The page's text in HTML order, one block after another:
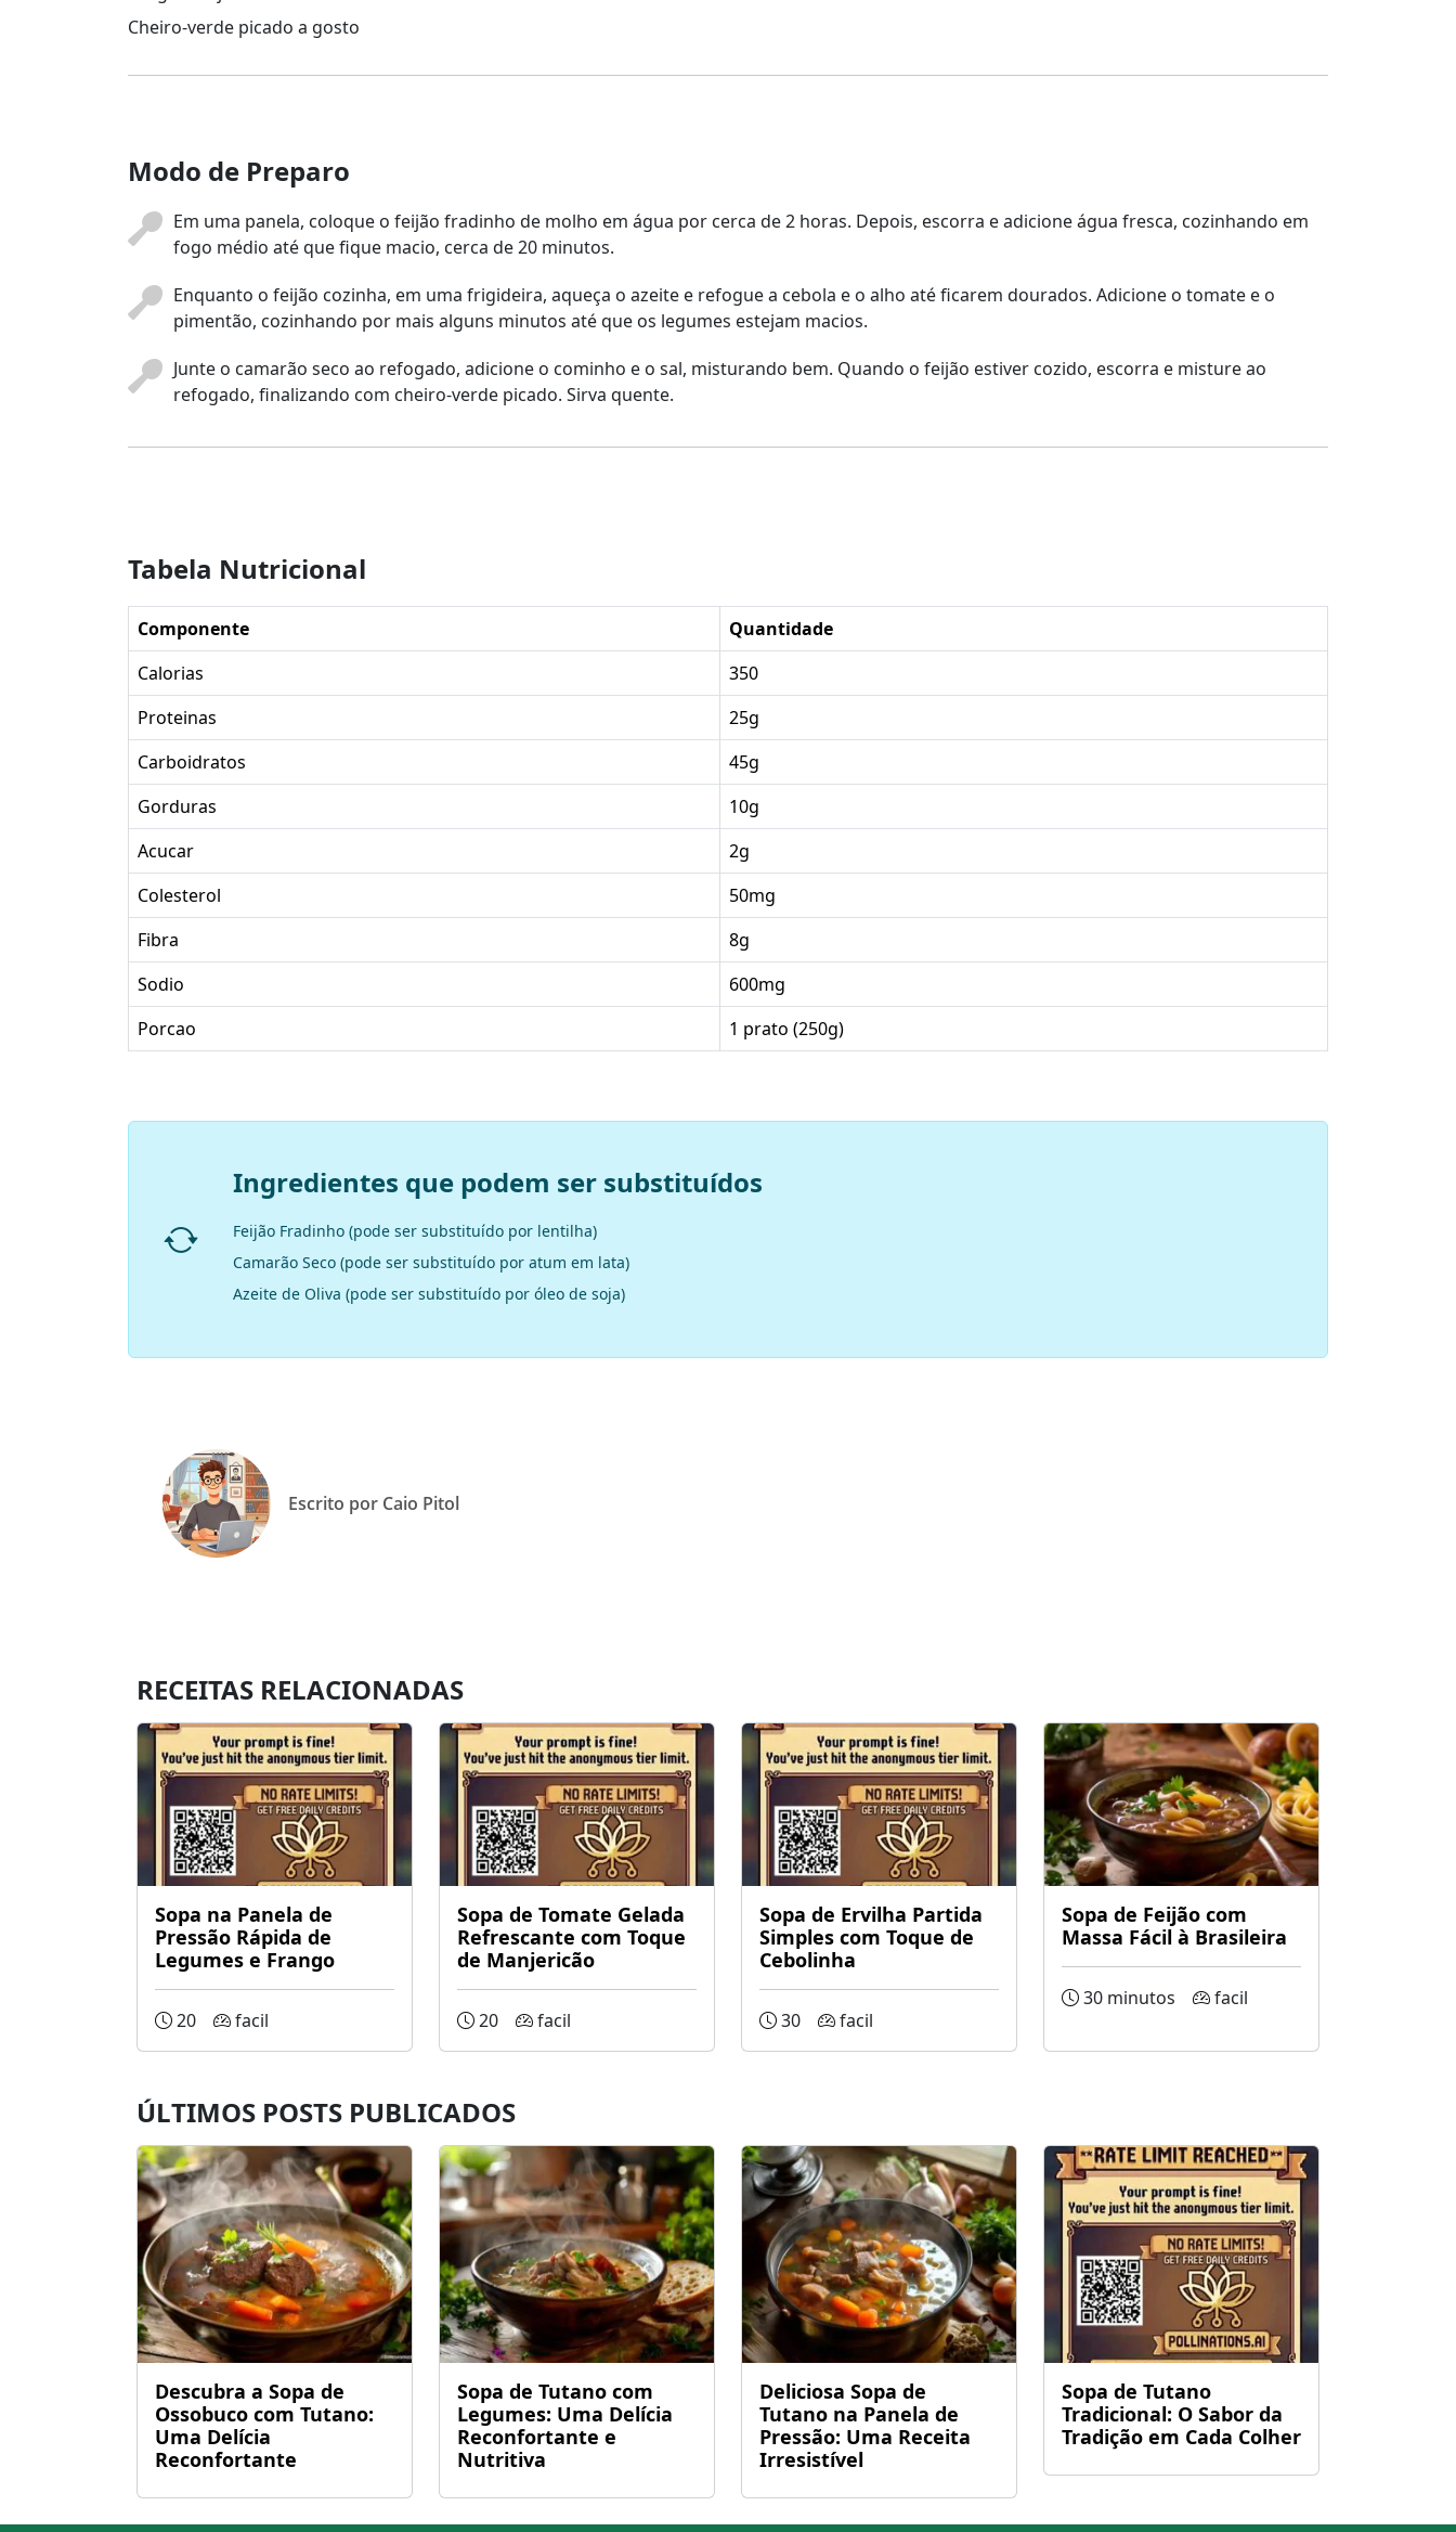
Cheiro-verde picado a gosto
Modo de Preparo
Em uma panela, coloque o feijão fradinho de molho em água por cerca de 2 horas. Depois, escorra e adicione água fresca, cozinhando em
fogo médio até que fique macio, cerca de 20 minutos.
Enquanto o feijão cozinha, em uma frigideira, aqueça o azeite e refogue a cebola e o alho até ficarem dourados. Adicione o tomate e o
pimentão, cozinhando por mais alguns minutos até que os legumes estejam macios.
Junte o camarão seco ao refogado, adicione o cominho e o sal, misturando bem. Quando o feijão estiver cozido, escorra e misture ao
refogado, finalizando com cheiro-verde picado. Sirva quente.
Tabela Nutricional
Componente
Quantidade
Calorias
350
Proteinas
25g
Carboidratos
45g
Gorduras
10g
Acucar
2g
Colesterol
50mg
Fibra
8g
Sodio
600mg
Porcao
1 prato (250g)
Ingredientes que podem ser substituídos
Feijão Fradinho (pode ser substituído por lentilha)
Camarão Seco (pode ser substituído por atum em lata)
Azeite de Oliva (pode ser substituído por óleo de soja)
Escrito por Caio Pitol
RECEITAS RELACIONADAS
Sopa na Panela de
Pressão Rápida de
Legumes e Frango
20 facil
Sopa de Tomate Gelada
Refrescante com Toque
de Manjericão
20 facil
Sopa de Ervilha Partida
Simples com Toque de
Cebolinha
30 facil
Sopa de Feijão com
Massa Fácil à Brasileira
30 minutos facil
ÚLTIMOS POSTS PUBLICADOS
Descubra a Sopa de
Ossobuco com Tutano:
Uma Delícia
Reconfortante
Sopa de Tutano com
Legumes: Uma Delícia
Reconfortante e
Nutritiva
Deliciosa Sopa de
Tutano na Panela de
Pressão: Uma Receita
Irresistível
Sopa de Tutano
Tradicional: O Sabor da
Tradição em Cada Colher